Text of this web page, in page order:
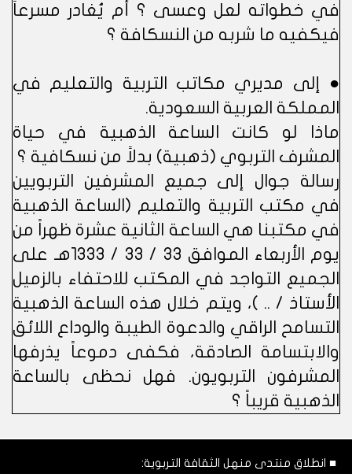
في خطواته لعل وعسى ؟ أم يُغادر مسرعاً
فيكفيه ما شربه من النسكافة ؟
● إلى مديري مكاتب التربية والتعليم في
المملكة العربية السعودية.
ماذا لو كانت الساعة الذهبية في حياة
المشرف التربوي (ذهبية) بدلاً من نسكافية ؟
رسالة جوال إلى جميع المشرفين التربويين
في مكتب التربية والتعليم (الساعة الذهبية
في مكتبنا هي الساعة الثانية عشرة ظهراً من
يوم الأربعاء الموافق 33 / 33 / 1333هـ على
الجميع التواجد في المكتب للاحتفاء بالزميل
الأستاذ / .. )، ويتم خلال هذه الساعة الذهبية
التسامح الراقي والدعوة الطيبة والوداع اللائق
والابتسامة الصادقة، فكفى دموعاً يذرفها
المشرفون التربويون. فهل نحظى بالساعة
الذهبية قريباً ؟
■ انطلاق منتدى منهل الثقافة التربوية: